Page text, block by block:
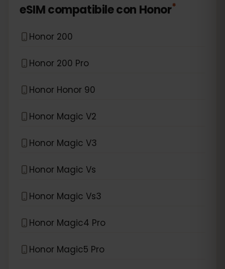
eSIM compatibile con Honor*
Honor 200
Honor 200 Pro
Honor Honor 90
Honor Magic V2
Honor Magic V3
Honor Magic Vs
Honor Magic Vs3
Honor Magic4 Pro
Honor Magic5 Pro